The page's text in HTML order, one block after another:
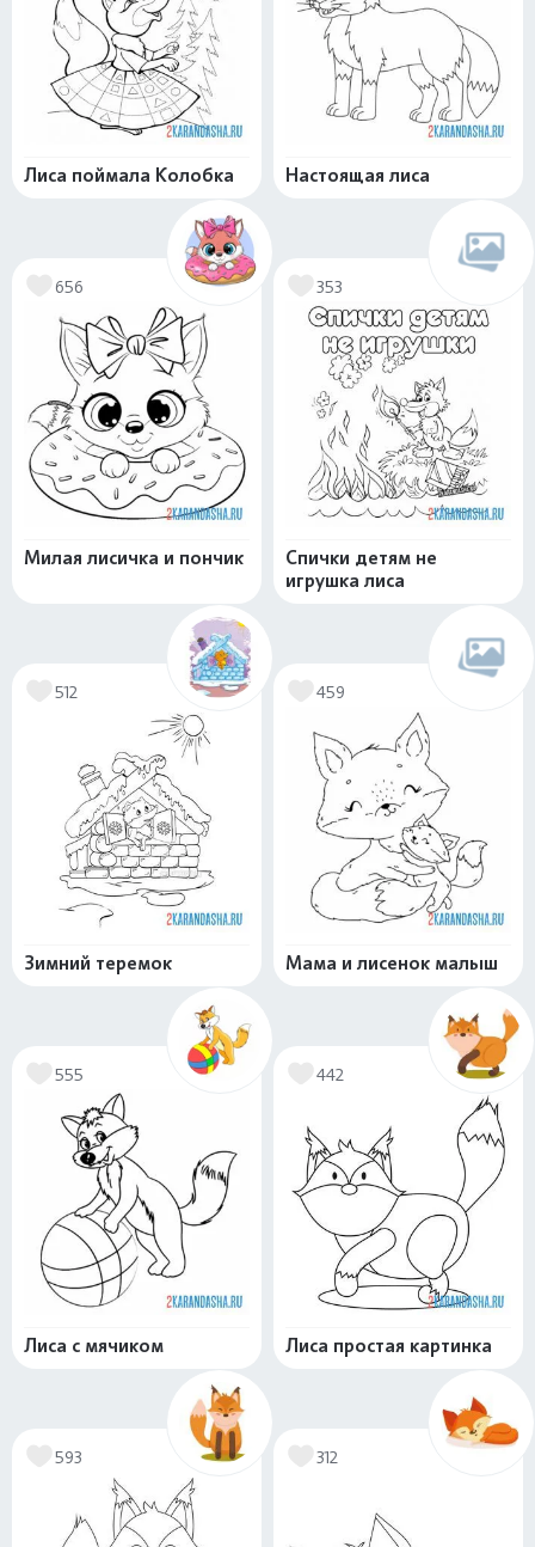
Лиса поймала Колобка Настоящая лиса
656
Милая лисичка и пончик
353
Спички детям не
игрушка лиса
512
Зимний теремок
459
Мама и лисенок малыш
555
Лиса с мячиком
442
Лиса простая картинка
593 312